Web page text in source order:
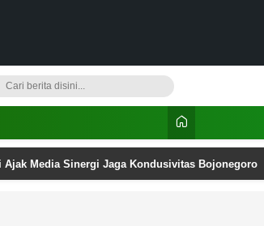
Ajak Media Sinergi Jaga Kondusivitas Bojonegoro